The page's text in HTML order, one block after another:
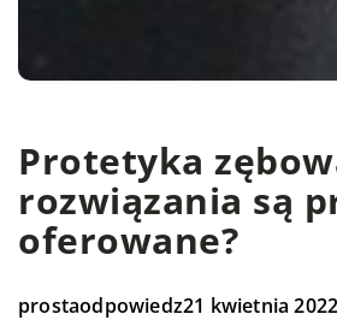
Protetyka
rozwiązania są
oferowane?
prostaodpowiedz21 kwietnia 2022